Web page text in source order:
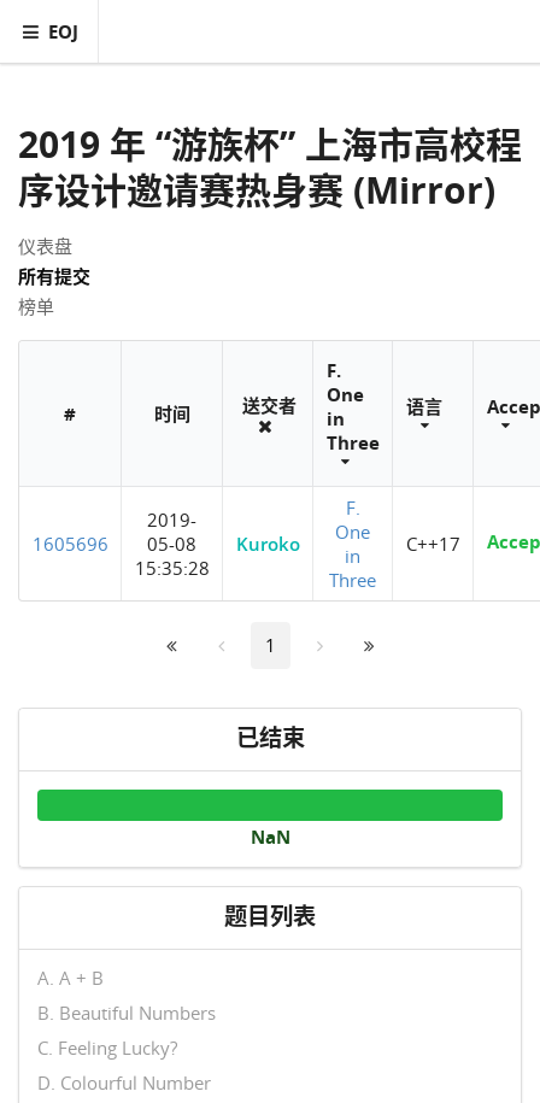
EOJ
2019 年 “游族杯” 上海市高校程
序设计邀请赛热身赛 (Mirror)
仪表盘
所有提交
榜单
# 时间 送交者
F.
One
in
Three
语言
1605696
2019-
05-08
15:35:28
Kuroko
F.
One
in
Three
C++17
1
已结束
NaN
题目列表
A. A + B
B. Beautiful Numbers
C. Feeling Lucky?
D. Colourful Number